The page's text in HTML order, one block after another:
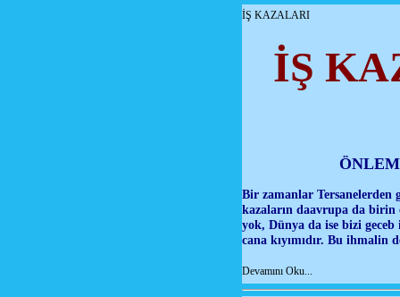
İŞ KAZALARI
İŞ
Bir zamanlar Tersanelerden
kazaların daavrupa da birin
yok, Dünya da ise bizi
cana kıyımıdır. Bu ihmalin
Devamını Oku...